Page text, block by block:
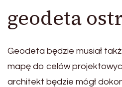
geodeta
Geodeta będzie musiał
mapę do celów
architekt będzie mógł